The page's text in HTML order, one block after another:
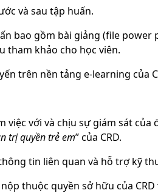
và sau tập huấn.
bao gồm bài giảng (file power
tham khảo cho học viên.
trên nền tảng e-learning của
việc với và chịu sự giám sát của
trị quyền trẻ em” của CRD.
thông tin liên quan và hỗ trợ kỹ
thuộc quyền sở hữu của CRD